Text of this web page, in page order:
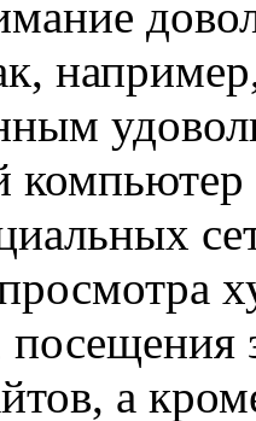
посещения
а